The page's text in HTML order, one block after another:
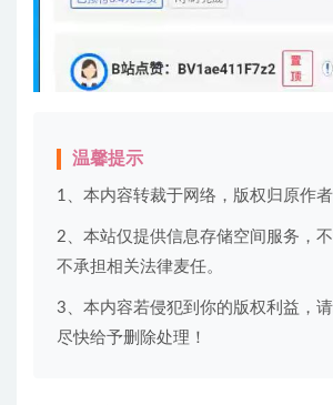
温馨提示
1、本内容转裁于网络，版权归原作者
2、本站仅提供信息存储空间服务，不
不承担相关法律麦任。
3、本内容若侵犯到你的版权利益，
尽快给予删除处理！